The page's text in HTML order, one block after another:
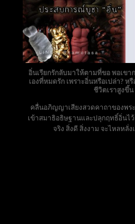
อิ่นเรียกรักลับมาให้ตามที่ขอ พอเขา
เองที่หมดรัก เพราะอิ่นหรือเปล่า? ห
ชีวิตเราสูงขึ้น
คลื่นอภิญญาเสียงสวดคาถาของพร
เข้าสมาธิอธิษฐานและปลุกฤทธิ์อิ่นไ
จริง สิ่งดี สิ่งงาม จะไหลหลั่